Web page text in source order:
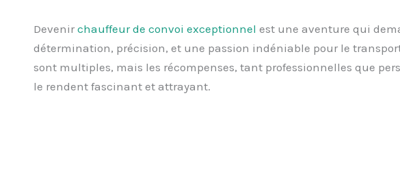
Devenir chauffeur de convoi exceptionnel est une aventure qui
détermination, précision, et une passion indéniable pour le
sont multiples, mais les récompenses, tant professionnelles que
le rendent fascinant et attrayant.